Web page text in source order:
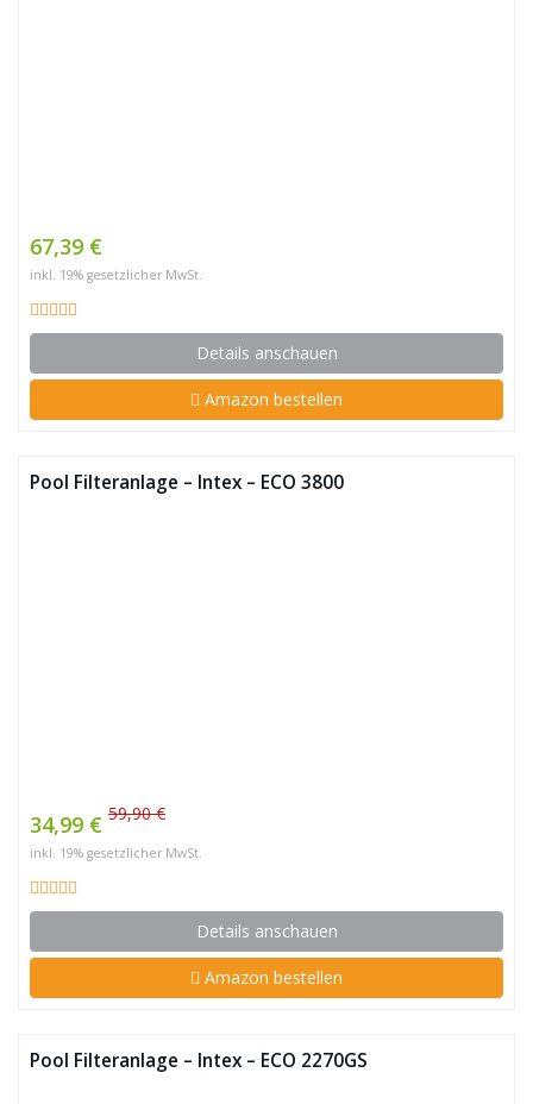
67,39 €
inkl. 19% gesetzlicher MwSt.
Details anschauen
Amazon bestellen
Pool Filteranlage – Intex – ECO 3800
34,99 € 59,90 €
inkl. 19% gesetzlicher MwSt.
Details anschauen
Amazon bestellen
Pool Filteranlage – Intex – ECO 2270GS